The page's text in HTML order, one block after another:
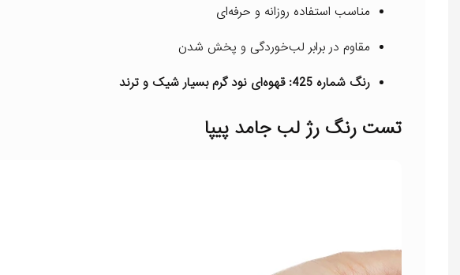
مناسب استفاده روزانه و حرفه‌ای
مقاوم در برابر لب‌خوردگی و پخش شدن
رنگ شماره 425: قهوه‌ای نود گرم بسیار شیک و ترند
تست رنگ رژ لب جامد پیپا